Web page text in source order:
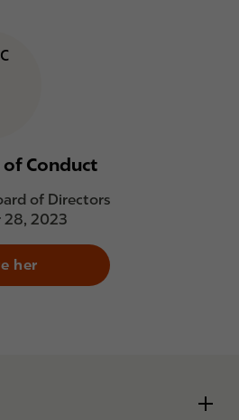
Conduct
of Directors
28, 2023
her